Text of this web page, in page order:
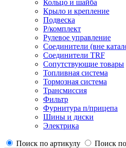
Кольцо и шайба
Крыло и крепление
Подвеска
Р/комплект
Рулевое управление
Соединители (вне
Соединители TRF
Сопутствующие товары
Топливная система
Тормозная система
Трансмиссия
Фильтр
Фурнитура п/прицепа
Шины и диски
Электрика
Поиск по артикулу Поиск